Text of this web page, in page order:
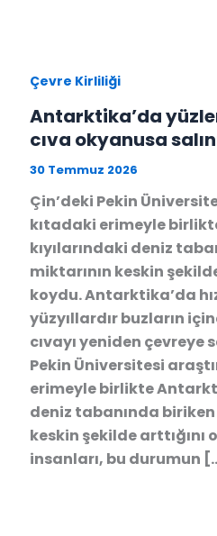
Çevre Kirliliği
Antarktika’da
cıva okyanusa
30 Temmuz 2026
Çin’deki Pekin
kıtadaki erimeyle
kıyılarındaki deniz
miktarının keskin
koydu. Antarktika’da
yüzyıllardır buzların
cıvayı yeniden çevreye
Pekin Üniversitesi
erimeyle birlikte
deniz tabanında biriken
keskin şekilde
insanları, bu durumun